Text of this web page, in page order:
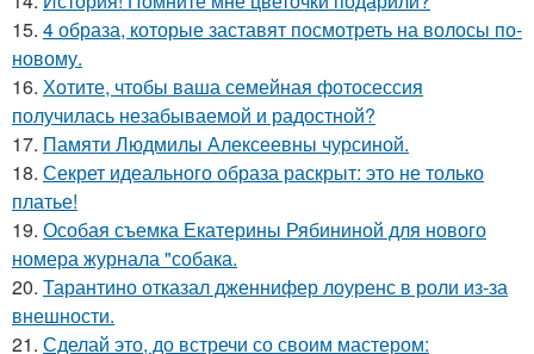
15. 4 образа, которые заставят посмотреть на волосы по-
новому.
16. Хотите, чтобы ваша семейная фотосессия
получилась незабываемой и радостной?
17. Памяти Людмилы Алексеевны чурсиной.
18. Секрет идеального образа раскрыт: это не только
платье!
19. Особая съемка Екатерины Рябининой для нового
номера журнала "собака.
20. Тарантино отказал дженнифер лоуренс в роли из-за
внешности.
21. Сделай это, до встречи со своим мастером: